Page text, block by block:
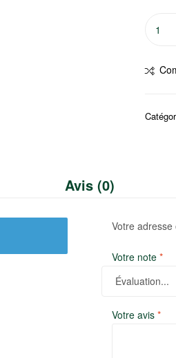
au
400ml
Avis (0)
Votre
Votre note *
Votre avis *